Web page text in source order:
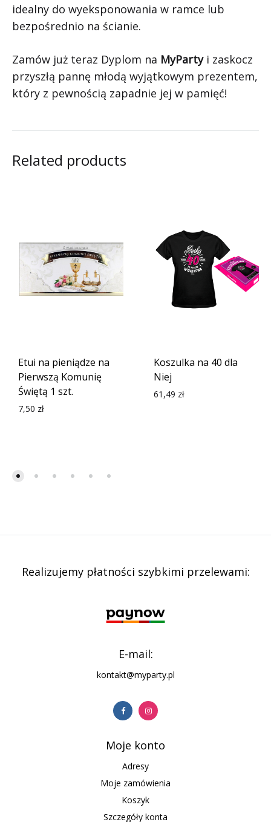
idealny do wyeksponowania w ramce lub
bezpośrednio na ścianie.
Zamów już teraz Dyplom na MyPartyi zaskocz
przyszłą pannę młodą wyjątkowym prezentem,
który z pewnością zapadnie jej w pamięć!
Related products
Etui na pieniądze na
Pierwszą Komunię
Świętą 1 szt.
7,50 zł
Koszulka na 40 dla
Niej
61,49 zł
Realizujemy płatności szybkimi przelewami:
E-mail:
kontakt@myparty.pl
Moje konto
Adresy
Moje zamówienia
Koszyk
Szczegóły konta